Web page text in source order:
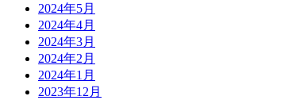
2024年5月
2024年4月
2024年3月
2024年2月
2024年1月
2023年12月